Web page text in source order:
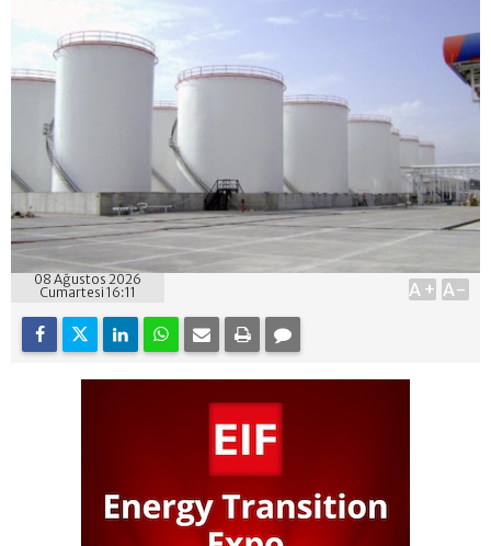
08 Ağustos 2026
Cumartesi 16:11
A+ A-